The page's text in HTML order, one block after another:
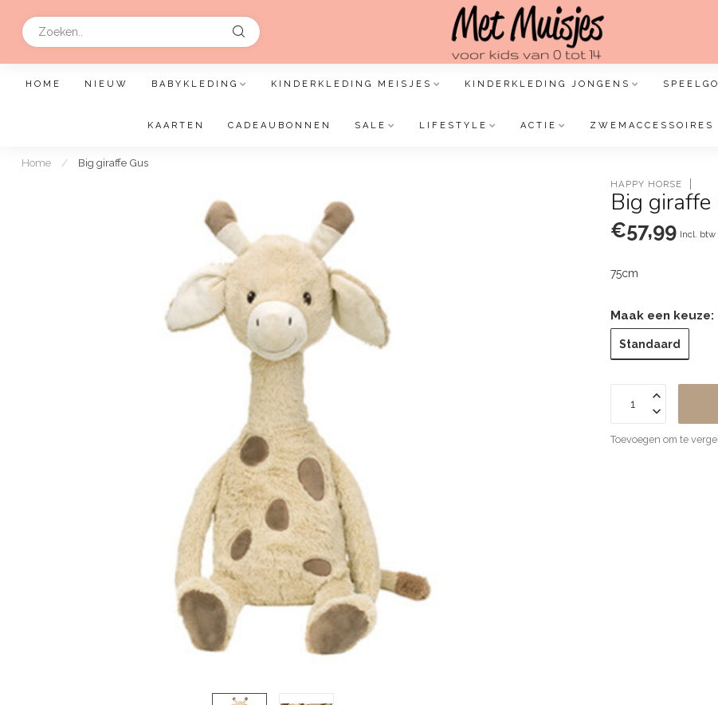
HOME NIEUW BABYKLEDING KINDERKLEDING MEISJES KINDERKLEDING JONGENS
KAARTEN CADEAUBONNEN SALE LIFESTYLE ACTIE ZWEMACCESSOIRES
Home / Big giraffe Gus
HAPPY HORSE
Big giraffe
€57,99 Incl. btw
75cm
Maak een keuze:
Standaard
Toevoegen om te